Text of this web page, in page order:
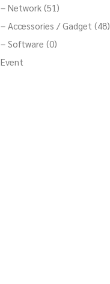
– Network (51)
– Accessories / Gadget (48)
– Software (0)
Event